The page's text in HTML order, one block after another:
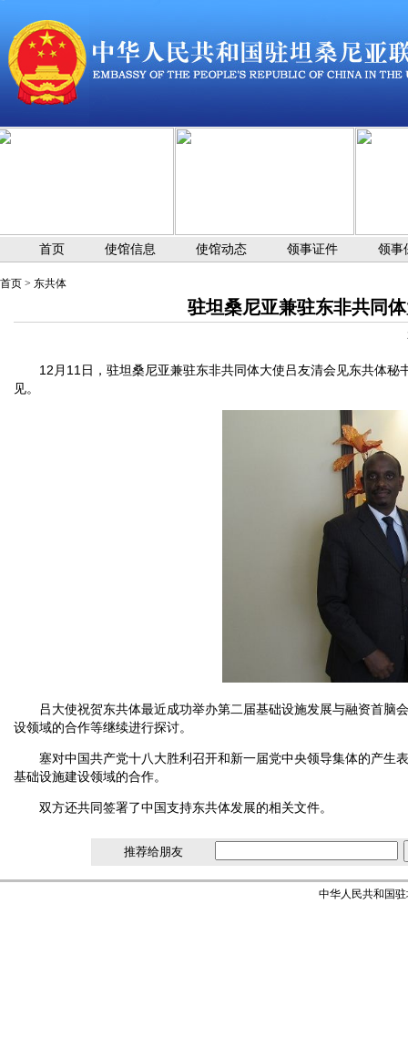
首页 使馆信息 使馆动态 领事证件 领事
首页 > 东共体
驻坦桑尼亚兼驻东非共同
12月11日，驻坦桑尼亚兼驻东非共同体大使吕友清会见东共体秘
见。
吕大使祝贺东共体最近成功举办第二届基础设施发展与融资首脑
设领域的合作等继续进行探讨。
塞对中国共产党十八大胜利召开和新一届党中央领导集体的产生
基础设施建设领域的合作。
双方还共同签署了中国支持东共体发展的相关文件。
推荐给朋友
中华人民共和国